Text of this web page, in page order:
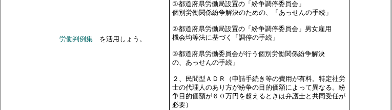
労働判例集 を活用しょう。
①都道府県労働局設置の「紛争調停委員会」
個別労働関係紛争解決のための、「あっせんの手続」
②都道府県労働局設置の「紛争調停委員会」 男女雇用
機会均等法に基づく「調停の手続」
③都道府県労働委員会が行う個別労働関係紛争解決
の、あっせんの手続」
２、 民間型ＡＤＲ （申請手続き等の費用が有料。特定社労
士の代理人のあり方が紛争の目的価額によって異なる。紛
争目的価額が６０万円を超えるときは弁護士と共同受任が
必要）